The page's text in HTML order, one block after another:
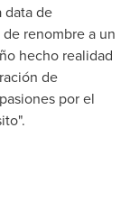
data de
renombre a un
hecho realidad
de
por el